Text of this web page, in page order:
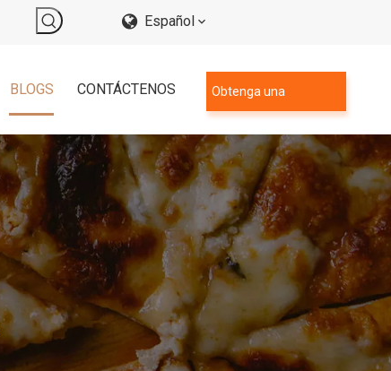
Español
BLOGS CONTÁCTENOS Obtenga una